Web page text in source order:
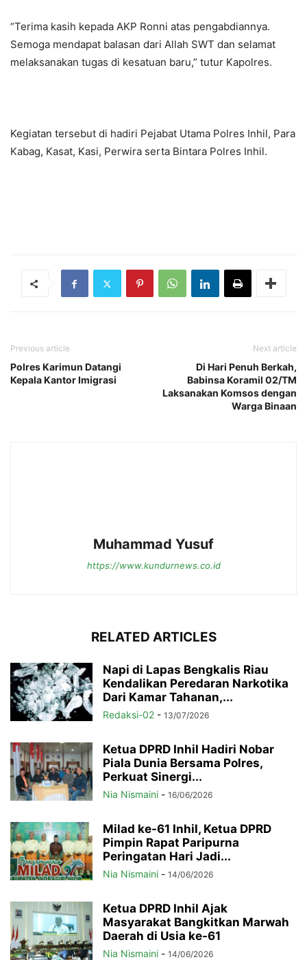
“Terima kasih kepada AKP Ronni atas pengabdiannya.
Semoga mendapat balasan dari Allah SWT dan selamat
melaksanakan tugas di kesatuan baru,” tutur Kapolres.
Kegiatan tersebut di hadiri Pejabat Utama Polres Inhil, Para
Kabag, Kasat, Kasi, Perwira serta Bintara Polres Inhil.
Previous article
Polres Karimun Datangi
Kepala Kantor Imigrasi
Next article
Di Hari Penuh Berkah,
Babinsa Koramil 02/TM
Laksanakan Komsos dengan
Warga Binaan
Muhammad Yusuf
https://www.kundurnews.co.id
RELATED ARTICLES
Napi di Lapas Bengkalis Riau
Kendalikan Peredaran Narkotika
Dari Kamar Tahanan,...
Redaksi-02 - 13/07/2026
Ketua DPRD Inhil Hadiri Nobar
Piala Dunia Bersama Polres,
Perkuat Sinergi...
Nia Nismaini - 16/06/2026
Milad ke-61 Inhil, Ketua DPRD
Pimpin Rapat Paripurna
Peringatan Hari Jadi...
Nia Nismaini - 14/06/2026
Ketua DPRD Inhil Ajak
Masyarakat Bangkitkan Marwah
Daerah di Usia ke-61
Nia Nismaini - 14/06/2026